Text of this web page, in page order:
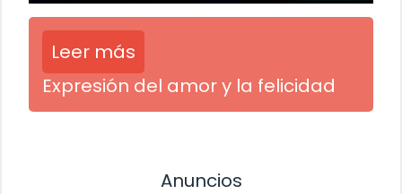
Leer más
Expresión del amor y la felicidad
Anuncios